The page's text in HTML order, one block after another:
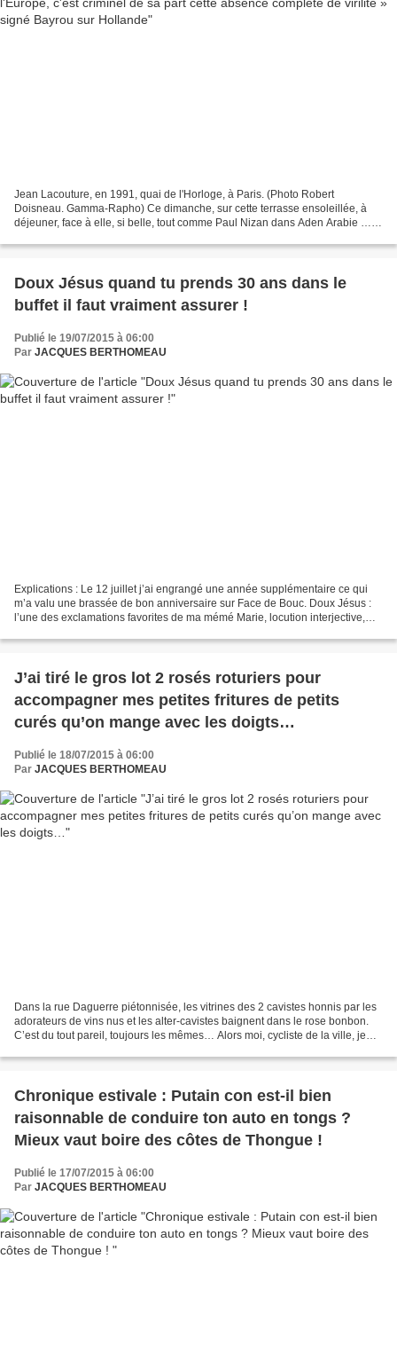
Jean Lacouture, en 1991, quai de l'Horloge, à Paris. (Photo Robert
Doisneau. Gamma-Rapho) Ce dimanche, sur cette terrasse ensoleillée, à
déjeuner, face à elle, si belle, tout comme Paul Nizan dans Aden Arabie … je
Doux Jésus quand tu prends 30 ans dans le
buffet il faut vraiment assurer !
Publié le 19/07/2015 à 06:00
Par JACQUES BERTHOMEAU
Explications : Le 12 juillet j’ai engrangé une année supplémentaire ce qui
m’a valu une brassée de bon anniversaire sur Face de Bouc. Doux Jésus :
l’une des exclamations favorites de ma mémé Marie, locution interjective,
J’ai tiré le gros lot 2 rosés roturiers pour
accompagner mes petites fritures de petits
curés qu’on mange avec les doigts…
Publié le 18/07/2015 à 06:00
Par JACQUES BERTHOMEAU
Dans la rue Daguerre piétonnisée, les vitrines des 2 cavistes honnis par les
adorateurs de vins nus et les alter-cavistes baignent dans le rose bonbon.
C’est du tout pareil, toujours les mêmes… Alors moi, cycliste de la ville, je
Chronique estivale : Putain con est-il bien
raisonnable de conduire ton auto en tongs ?
Mieux vaut boire des côtes de Thongue !
Publié le 17/07/2015 à 06:00
Par JACQUES BERTHOMEAU